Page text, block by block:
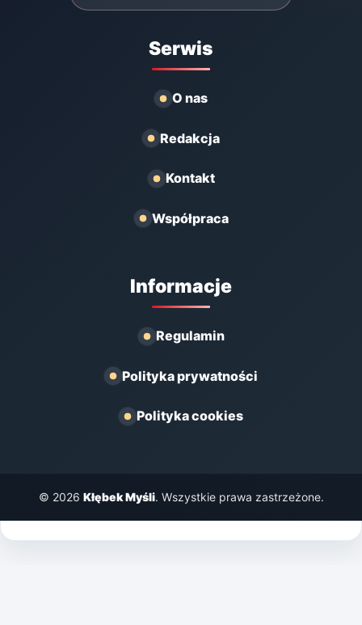
Serwis
O nas
Redakcja
Kontakt
Współpraca
Informacje
Regulamin
Polityka prywatności
Polityka cookies
© 2026 Kłębek Myśli. Wszystkie prawa zastrzeżone.